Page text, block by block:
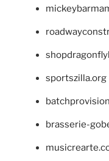
sportszilla.org
brasserie-